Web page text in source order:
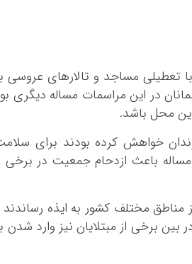
تعطیلی مساجد و تالارهای عروسی
در این مراسمات مساله دیگری
محل باشد.
خواهش کرده بودند برای
باعث ازدحام جمعیت در برخی
مناطق مختلف کشور به ایذه
بین برخی از مبتلایان نیز وارد شدن